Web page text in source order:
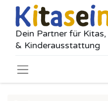
Dein Partner für
& Kinderausstattung